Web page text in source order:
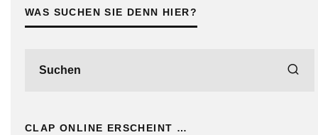
WAS SUCHEN SIE DENN HIER?
CLAP ONLINE ERSCHEINT …